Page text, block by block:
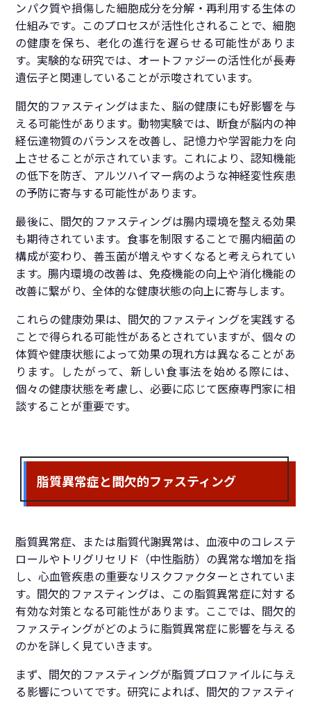
ンパク質や損傷した細胞成分を分解・再利用する生体の
仕組みです。このプロセスが活性化されることで、細胞
の健康を保ち、老化の進行を遅らせる可能性がありま
す。実験的な研究では、オートファジーの活性化が長寿
遺伝子と関連していることが示唆されています。
間欠的ファスティングはまた、脳の健康にも好影響を与
える可能性があります。動物実験では、断食が脳内の神
経伝達物質のバランスを改善し、記憶力や学習能力を向
上させることが示されています。これにより、認知機能
の低下を防ぎ、アルツハイマー病のような神経変性疾患
の予防に寄与する可能性があります。
最後に、間欠的ファスティングは腸内環境を整える効果
も期待されています。食事を制限することで腸内細菌の
構成が変わり、善玉菌が増えやすくなると考えられてい
ます。腸内環境の改善は、免疫機能の向上や消化機能の
改善に繋がり、全体的な健康状態の向上に寄与します。
これらの健康効果は、間欠的ファスティングを実践する
ことで得られる可能性があるとされていますが、個々の
体質や健康状態によって効果の現れ方は異なることがあ
ります。したがって、新しい食事法を始める際には、
個々の健康状態を考慮し、必要に応じて医療専門家に相
談することが重要です。
脂質異常症と間欠的ファスティング
脂質異常症、または脂質代謝異常は、血液中のコレステ
ロールやトリグリセリド（中性脂肪）の異常な増加を指
し、心血管疾患の重要なリスクファクターとされていま
す。間欠的ファスティングは、この脂質異常症に対する
有効な対策となる可能性があります。ここでは、間欠的
ファスティングがどのように脂質異常症に影響を与える
のかを詳しく見ていきます。
まず、間欠的ファスティングが脂質プロファイルに与え
る影響についてです。研究によれば、間欠的ファスティ